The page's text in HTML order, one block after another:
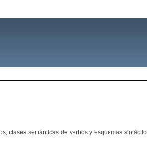
clases semánticas de verbos y esquemas